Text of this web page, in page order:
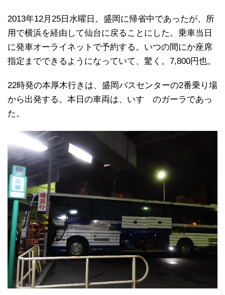
2013年12月25日水曜日。盛岡に帰省中であったが、所
用で横浜を経由して仙台に戻ることにした。乗車当日
に発車オーライネットで予約する。いつの間にか座席
指定までできるようになっていて、驚く。7,800円也。
22時発の本厚木行きは、盛岡バスセンターの2番乗り場
から出発する。本日の車両は、いすゞのガーラであっ
た。